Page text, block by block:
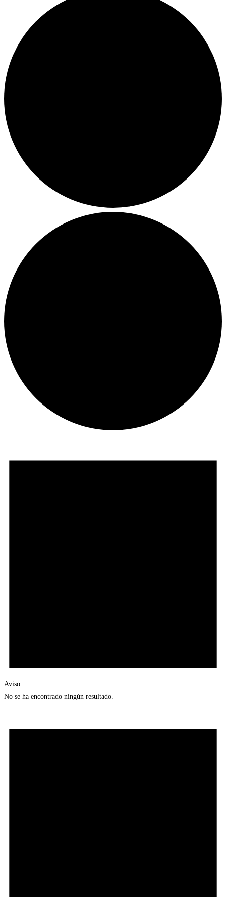
Aviso
No se ha encontrado ningún resultado.